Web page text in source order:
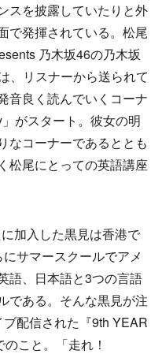
スを披露していたりと外
で発揮されている。松尾
乃木坂46の乃木坂
、リスナーから送られて
音良く読んでいくコーナ
がスタート。彼女の明
なコーナーであるととも
松尾にとっての英語講座
加入した黒見は香港で
サマースクールでアメ
語、日本語と3つの言語
である。そんな黒見が注
配信された『9th YEAR
こと。「走れ！